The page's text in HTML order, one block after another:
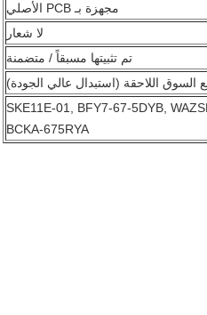
مجهزة بـ PCB الأصلي
لا شعار
تم تثبيتها مسبقاً / متضمنة
السوق اللاحقة (استبدال عالي الجودة)
SKE11E-01, BFY7-67-5DYB,
BCKA-675RYA